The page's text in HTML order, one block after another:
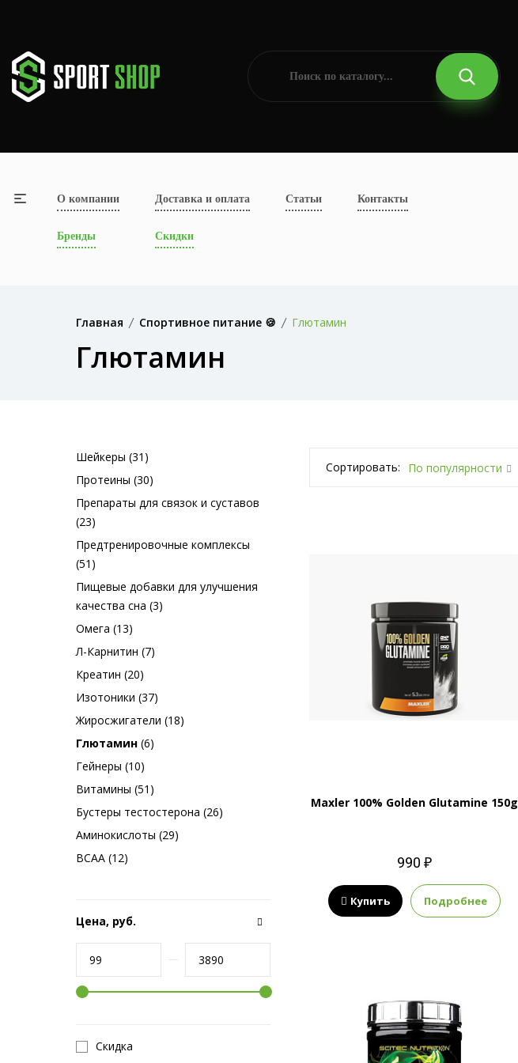
О компании Доставка и оплата Статьи Контакты
Бренды Скидки
Главная Спортивное питание 🍪 Глютамин
Глютамин
Шейкеры (31)
Протеины (30)
Препараты для связок и суставов
(23)
Предтренировочные комплексы
(51)
Пищевые добавки для улучшения
качества сна (3)
Омега (13)
Л-Карнитин (7)
Креатин (20)
Изотоники (37)
Жиросжигатели (18)
Глютамин (6)
Гейнеры (10)
Витамины (51)
Бустеры тестостерона (26)
Аминокислоты (29)
BCAA (12)
Цена, руб.
Скидка
Сортировать: По популярности
Maxler 100% Golden Glutamine 150g
990 ₽
Купить Подробнее